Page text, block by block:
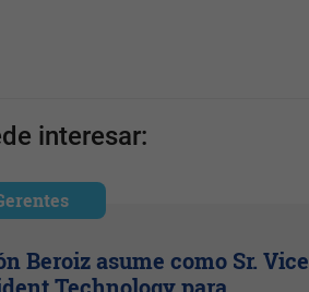
interesar:
Beroiz asume como Sr. Vice